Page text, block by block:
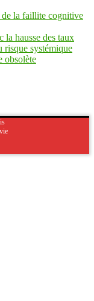
de la faillite cognitive
la hausse des taux
risque systémique
obsolète